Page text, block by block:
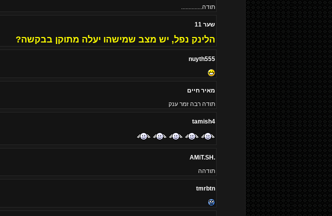
תודה..............
שער 11
הלינק נפל, יש מצב שמישהו יעלה מתוקן בבקשה?
nuyth555
מאיר חיים
תודה רבה זמר ענק
tamish4
.AMiT.SH
תודהה
tmrbtn